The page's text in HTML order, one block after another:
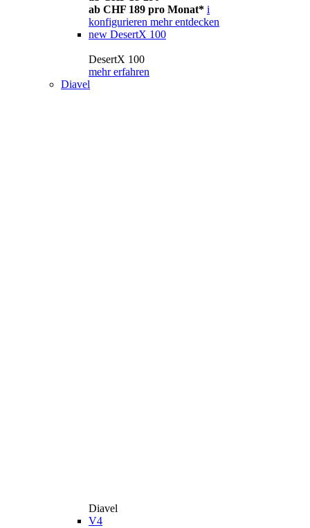
ab CHF 189 pro Monat* i
konfigurieren mehr entdecken
new DesertX 100
DesertX 100
mehr erfahren
Diavel
Diavel
V4